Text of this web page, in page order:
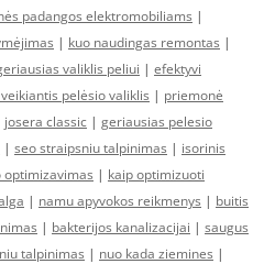
padangos elektromobiliams |
| kuo naudingas remontas |
valiklis peliui | efektyvi
pelėsio valiklis | priemonė
josera classic | geriausias pelesio
| seo straipsniu talpinimas | isorinis
optimizavimas | kaip optimizuoti
| namu apyvokos reikmenys | buitis
| bakterijos kanalizacijai | saugus
talpinimas | nuo kada ziemines |